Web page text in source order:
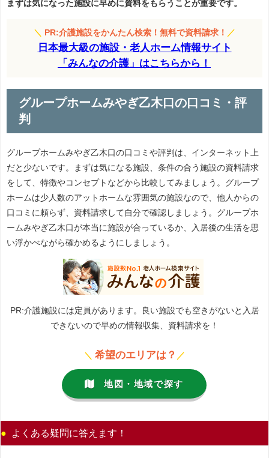
まずは気になった施設に早めに資料をもらうことが重要です。
＼ PR:介護施設をかんたん検索！無料で資料請求！ ／
日本最大級の施設・老人ホーム情報サイト
「みんなの介護」はこちらから！
グループホームみやぎ乙木口の口コミ・評
判
グループホームみやぎ乙木口の口コミや評判は、インターネット上
だと少ないです。まずは気になる施設、条件の合う施設の資料請求
をして、特徴やコンセプトなどから比較してみましょう。グループ
ホームは少人数のアットホームな雰囲気の施設なので、他人からの
口コミに頼らず、資料請求して自分で確認しましょう。グループホ
ームみやぎ乙木口が本当に施設が合っているか、入居後の生活を思
い浮かべながら確かめるようにしましょう。
PR:介護施設には定員があります。良い施設でも空きがないと入居
できないので早めの情報収集、資料請求を！
＼ 希望のエリアは？ ／
地図・地域で探す
よくある疑問に答えます！